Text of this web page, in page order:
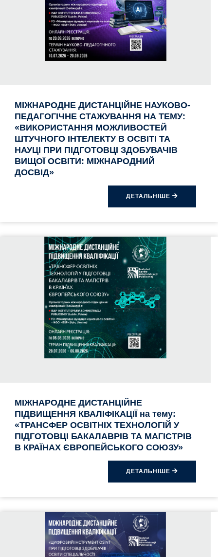
МІЖНАРОДНЕ ДИСТАНЦІЙНЕ НАУКОВО-
ПЕДАГОГІЧНЕ СТАЖУВАННЯ НА ТЕМУ:
«ВИКОРИСТАННЯ МОЖЛИВОСТЕЙ
ШТУЧНОГО ІНТЕЛЕКТУ В ОСВІТІ ТА
НАУЦІ ПРИ ПІДГОТОВЦІ ЗДОБУВАЧІВ
ВИЩОЇ ОСВІТИ: МІЖНАРОДНИЙ
ДОСВІД»
ДЕТАЛЬНІШЕ
МІЖНАРОДНЕ ДИСТАНЦІЙНЕ
ПІДВИЩЕННЯ КВАЛІФІКАЦІЇ на тему:
«ТРАНСФЕР ОСВІТНІХ ТЕХНОЛОГІЙ У
ПІДГОТОВЦІ БАКАЛАВРІВ ТА МАГІСТРІВ
В КРАЇНАХ ЄВРОПЕЙСЬКОГО СОЮЗУ»
ДЕТАЛЬНІШЕ